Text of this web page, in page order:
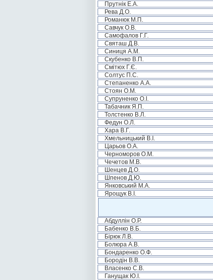
Прутнік Е.А.
Рева Д.О.
Романюк М.П.
Савчук О.В.
Самофалов Г.Г.
Святаш Д.В.
Синиця А.М.
Скубенко В.П.
Смітюх Г.Є.
Солтус П.С.
Степаненко А.А.
Стоян О.М.
Супруненко О.І.
Табачник Я.П.
Толстенко В.Л.
Федун О.Л.
Хара В.Г.
Хмельницький В.І.
Царьов О.А.
Черноморов О.М.
Чечетов М.В.
Шенцев Д.О.
Шпенов Д.Ю.
Янковський М.А.
Ярощук В.І.
Абдуллін О.Р.
Бабенко В.Б.
Бірюк Л.В.
Болюра А.В.
Бондаренко О.Ф.
Бородін В.В.
Власенко С.В.
Ганущак Ю.І.